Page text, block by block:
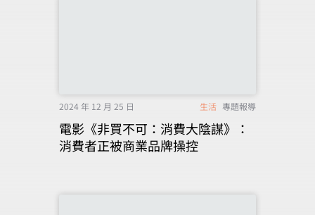
2024 年 12 月 25 日 生活 專題報導
電影《非買不可：消費大陰謀》：
消費者正被商業品牌操控